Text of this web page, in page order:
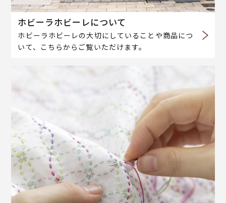
ホビーラホビーレについて
ホビーラホビーレの大切にしていることや商品につ
いて、こちらからご覧いただけます。